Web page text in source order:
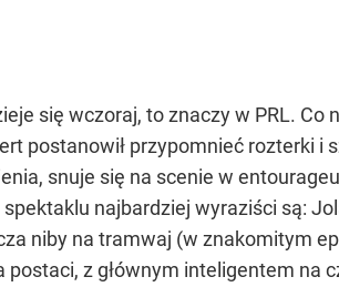
się wczoraj, to znaczy w PRL. Co
postanowił przypomnieć rozterki i
snuje się na scenie w
najbardziej wyraziści są:
niby na tramwaj (w znakomitym
z głównym inteligentem na